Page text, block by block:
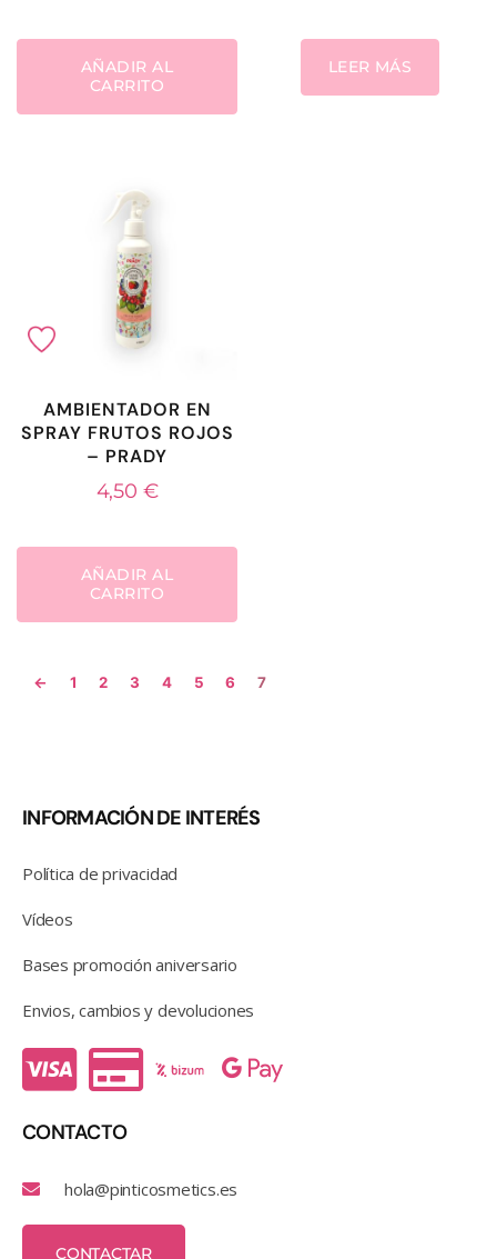
AÑADIR AL
CARRITO
LEER MÁS
AMBIENTADOR EN
SPRAY FRUTOS ROJOS
– PRADY
4,50 €
AÑADIR AL
CARRITO
← 1 2 3 4 5 6 7
INFORMACIÓN DE INTERÉS
Política de privacidad
Vídeos
Bases promoción aniversario
Envios, cambios y devoluciones
CONTACTO
hola@pinticosmetics.es
CONTACTAR